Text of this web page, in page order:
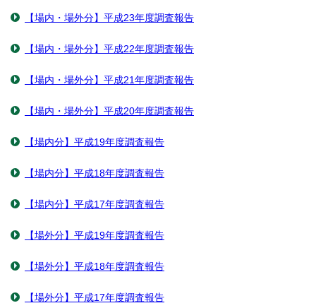
【場内・場外分】平成23年度調査報告
【場内・場外分】平成22年度調査報告
【場内・場外分】平成21年度調査報告
【場内・場外分】平成20年度調査報告
【場内分】平成19年度調査報告
【場内分】平成18年度調査報告
【場内分】平成17年度調査報告
【場外分】平成19年度調査報告
【場外分】平成18年度調査報告
【場外分】平成17年度調査報告